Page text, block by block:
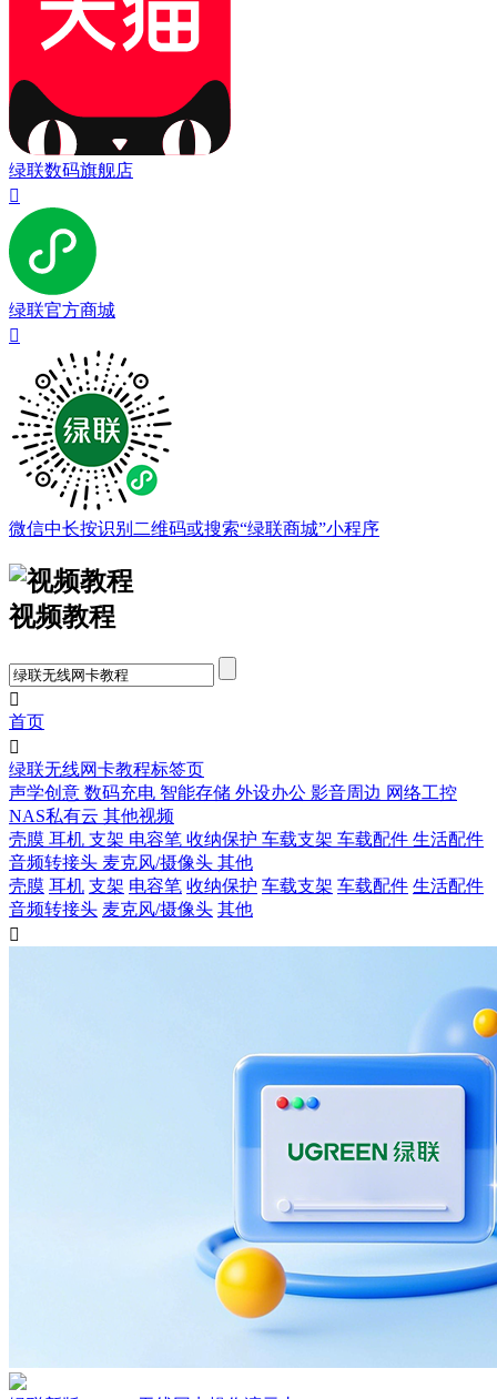
绿联数码旗舰店

绿联官方商城

微信中长按识别二维码或搜索“绿联商城”小程序
视频教程

首页

绿联无线网卡教程标签页
声学创意 数码充电 智能存储 外设办公 影音周边 网络工控
NAS私有云 其他视频
壳膜 耳机 支架 电容笔 收纳保护 车载支架 车载配件 生活配件
音频转接头 麦克风/摄像头 其他
壳膜 耳机 支架 电容笔 收纳保护 车载支架 车载配件 生活配件
音频转接头 麦克风/摄像头 其他
